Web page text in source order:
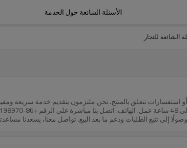
الأسئلة الشائعة حول الخدمة
الشائعة للتجار
تتعلق بالمنتج. نحن ملتزمون بتقديم خدمة سريعة
إلى تتبع الطلبات ودعم ما بعد البيع. تواصل معنا، يسعدنا